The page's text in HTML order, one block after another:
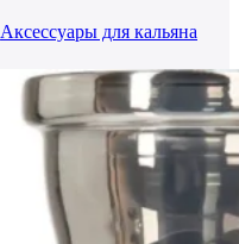
Аксессуары для кальяна